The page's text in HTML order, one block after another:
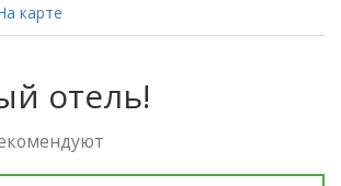
карте
отель!